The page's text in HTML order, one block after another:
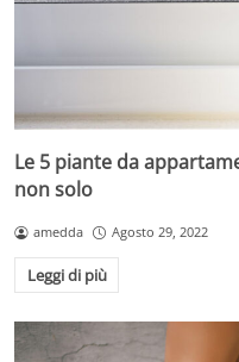
Le 5 piante da
non solo
amedda Agosto 29, 2022
Leggi di più